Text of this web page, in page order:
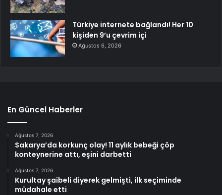
Türkiye internete bağlandı! Her 10
kişiden 9’u çevrim içi
Ağustos 6, 2026
En Güncel Haberler
Ağustos 7, 2026
Sakarya’da korkunç olay! 11 aylık bebeği çöp
konteynerine attı, eşini darbetti
Ağustos 7, 2026
Kurultay şaibeli diyerek gelmişti, ilk seçiminde
müdahale etti